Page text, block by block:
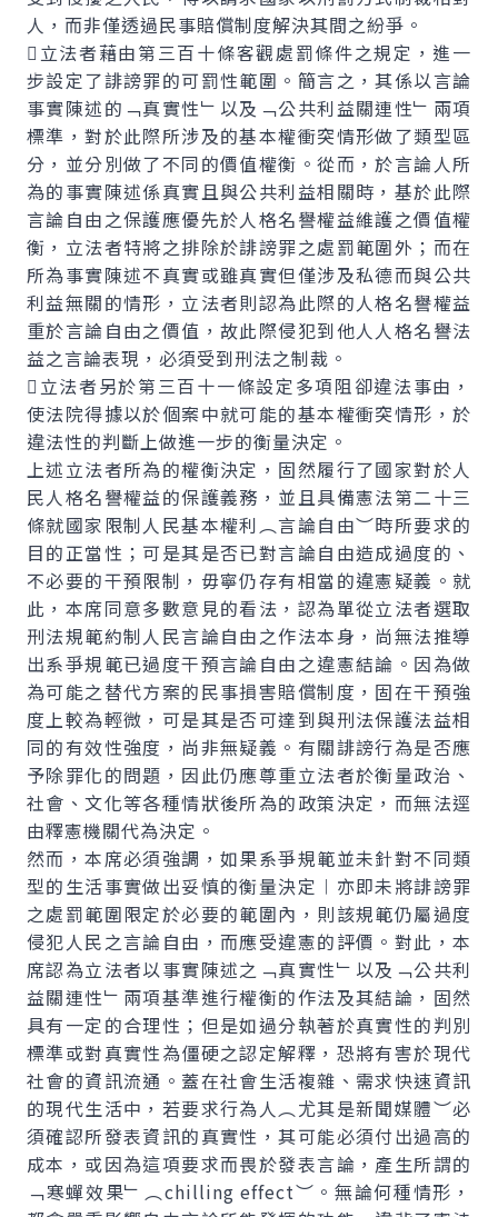
人，而非僅透過民事賠償制度解決其間之紛爭。
立法者藉由第三百十條客觀處罰條件之規定，進一
步設定了誹謗罪的可罰性範圍。簡言之，其係以言論
事實陳述的﹁真實性﹂以及﹁公共利益關連性﹂兩項
標準，對於此際所涉及的基本權衝突情形做了類型區
分，並分別做了不同的價值權衡。從而，於言論人所
為的事實陳述係真實且與公共利益相關時，基於此際
言論自由之保護應優先於人格名譽權益維護之價值權
衡，立法者特將之排除於誹謗罪之處罰範圍外；而在
所為事實陳述不真實或雖真實但僅涉及私德而與公共
利益無關的情形，立法者則認為此際的人格名譽權益
重於言論自由之價值，故此際侵犯到他人人格名譽法
益之言論表現，必須受到刑法之制裁。
立法者另於第三百十一條設定多項阻卻違法事由，
使法院得據以於個案中就可能的基本權衝突情形，於
違法性的判斷上做進一步的衡量決定。
上述立法者所為的權衡決定，固然履行了國家對於人
民人格名譽權益的保護義務，並且具備憲法第二十三
條就國家限制人民基本權利︵言論自由︶時所要求的
目的正當性；可是其是否已對言論自由造成過度的、
不必要的干預限制，毋寧仍存有相當的違憲疑義。就
此，本席同意多數意見的看法，認為單從立法者選取
刑法規範約制人民言論自由之作法本身，尚無法推導
出系爭規範已過度干預言論自由之違憲結論。因為做
為可能之替代方案的民事損害賠償制度，固在干預強
度上較為輕微，可是其是否可達到與刑法保護法益相
同的有效性強度，尚非無疑義。有關誹謗行為是否應
予除罪化的問題，因此仍應尊重立法者於衡量政治、
社會、文化等各種情狀後所為的政策決定，而無法逕
由釋憲機關代為決定。
然而，本席必須強調，如果系爭規範並未針對不同類
型的生活事實做出妥慎的衡量決定︱亦即未將誹謗罪
之處罰範圍限定於必要的範圍內，則該規範仍屬過度
侵犯人民之言論自由，而應受違憲的評價。對此，本
席認為立法者以事實陳述之﹁真實性﹂以及﹁公共利
益關連性﹂兩項基準進行權衡的作法及其結論，固然
具有一定的合理性；但是如過分執著於真實性的判別
標準或對真實性為僵硬之認定解釋，恐將有害於現代
社會的資訊流通。蓋在社會生活複雜、需求快速資訊
的現代生活中，若要求行為人︵尤其是新聞媒體︶必
須確認所發表資訊的真實性，其可能必須付出過高的
成本，或因為這項要求而畏於發表言論，產生所謂的
﹁寒蟬效果﹂︵chilling effect︶。無論何種情形，